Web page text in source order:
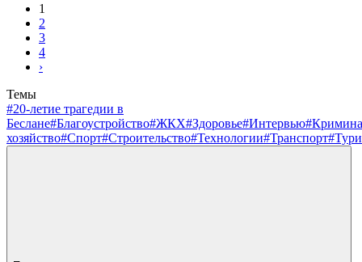
1
2
3
4
›
Темы
#20-летие трагедии в
Беслане#Благоустройство#ЖКХ#Здоровье#Интервью
хозяйство#Спорт#Строительство#Технологии#Транспорт